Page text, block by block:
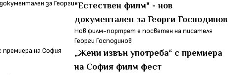
"Естествен филм" - нов
документален за Георги Господинов
Нов филм-портрет е посветен на писателя
Георги Господинов
„Жени извън употреба“ с премиера
на София филм фест